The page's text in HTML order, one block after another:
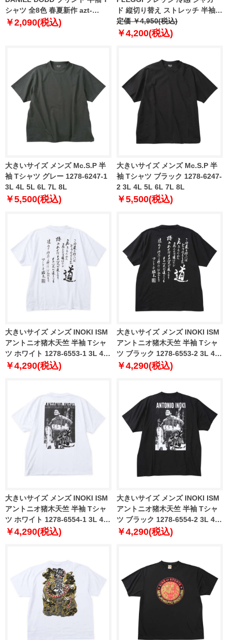
シャツ 全8色 春夏新作 azt-
2602pt6 【fre】
￥2,090(税込)
ド 縦切り替え ストレッチ 半袖 T
シャツ 春夏新作 66-47629-2
定価 ￥4,950(税込)
￥4,200(税込)
大きいサイズ メンズ Mc.S.P 半
袖 Tシャツ グレー 1278-6247-1
3L 4L 5L 6L 7L 8L
￥5,500(税込)
大きいサイズ メンズ Mc.S.P 半
袖 Tシャツ ブラック 1278-6247-
2 3L 4L 5L 6L 7L 8L
￥5,500(税込)
大きいサイズ メンズ INOKI ISM
アントニオ猪木天竺 半袖 Tシャ
ツ ホワイト 1278-6553-1 3L 4L
5L 6L 8L
￥4,290(税込)
大きいサイズ メンズ INOKI ISM
アントニオ猪木天竺 半袖 Tシャ
ツ ブラック 1278-6553-2 3L 4L
5L 6L 8L
￥4,290(税込)
大きいサイズ メンズ INOKI ISM
アントニオ猪木天竺 半袖 Tシャ
ツ ホワイト 1278-6554-1 3L 4L
5L 6L 8L
￥4,290(税込)
大きいサイズ メンズ INOKI ISM
アントニオ猪木天竺 半袖 Tシャ
ツ ブラック 1278-6554-2 3L 4L
5L 6L 8L
￥4,290(税込)